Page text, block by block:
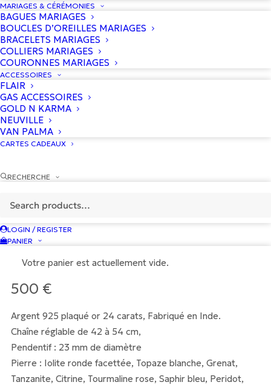
MARIAGES & CÉRÉMONIES
BAGUES MARIAGES
BOUCLES D’OREILLES MARIAGES
BRACELETS MARIAGES
COLLIERS MARIAGES
COURONNES MARIAGES
ACCESSOIRES
FLAIR
GAS ACCESSOIRES
GOLD N KARMA
NEUVILLE
VAN PALMA
CARTES CADEAUX
RECHERCHE
LOGIN / REGISTER
PANIER
Votre panier est actuellement vide.
500 €
Argent 925 plaqué or 24 carats, Fabriqué en Inde.
Chaîne réglable de 42 à 54 cm,
Pendentif : 23 mm de diamètre
Pierre : Iolite ronde facettée, Topaze blanche, Grenat,
Tanzanite, Citrine, Tourmaline rose, Saphir bleu, Peridot,